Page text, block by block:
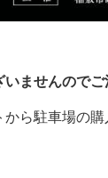
ませんのでご
ら駐車場の購